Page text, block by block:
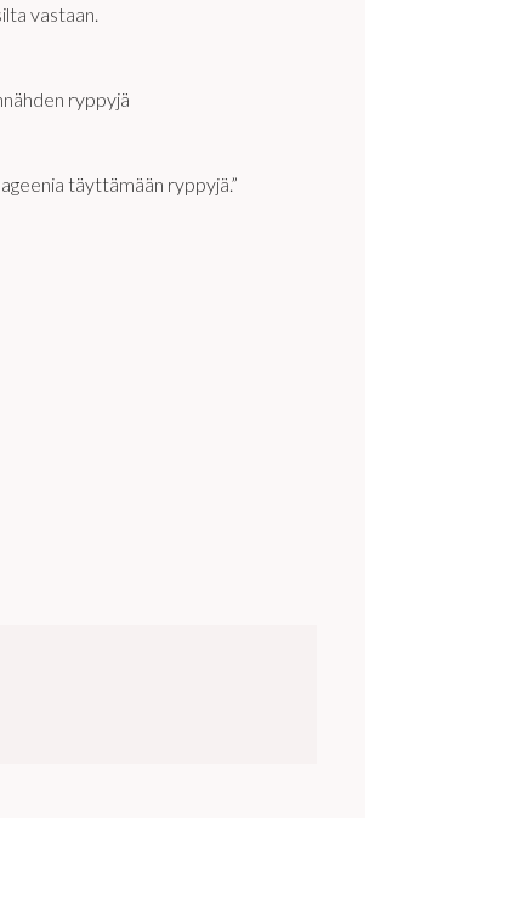
vastaan.
ryppyjä
täyttämään ryppyjä.”